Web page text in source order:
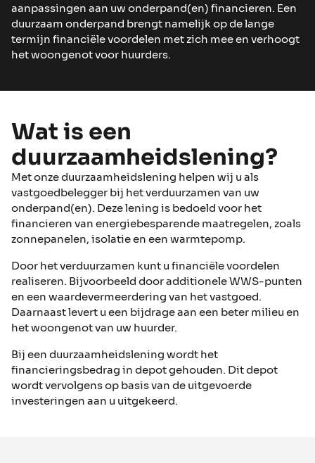
aanpassingen aan uw onderpand(en) financieren. Een
duurzaam onderpand brengt namelijk op de lange
termijn financiële voordelen met zich mee en verhoogt
het woongenot voor huurders.
Wat is een
duurzaamheidslening?
Met onze duurzaamheidslening helpen wij u als
vastgoedbelegger bij het verduurzamen van uw
onderpand(en). Deze lening is bedoeld voor het
financieren van energiebesparende maatregelen, zoals
zonnepanelen, isolatie en een warmtepomp.
Door het verduurzamen kunt u financiële voordelen
realiseren. Bijvoorbeeld door additionele WWS-punten
en een waardevermeerdering van het vastgoed.
Daarnaast levert u een bijdrage aan een beter milieu en
het woongenot van uw huurder.
Bij een duurzaamheidslening wordt het
financieringsbedrag in depot gehouden. Dit depot
wordt vervolgens op basis van de uitgevoerde
investeringen aan u uitgekeerd.